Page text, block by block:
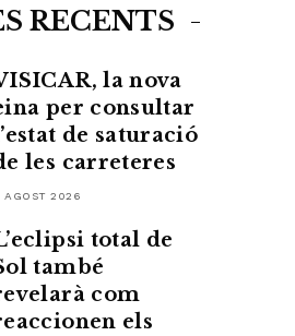
RECENTS
la nova
per consultar
de saturació
les carreteres
AGOST 2026
total de
també
com
els